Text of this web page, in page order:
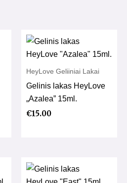
HeyLove Geliiniai Lakai
Gelinis lakas HeyLove
„Azalea” 15ml.
€15.00